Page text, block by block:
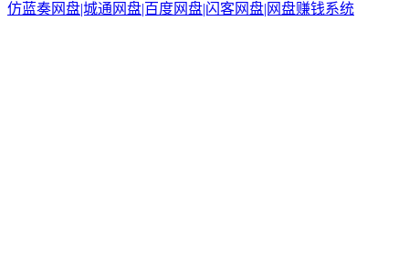
仿蓝奏网盘|城通网盘|百度网盘|闪客网盘|网盘赚钱系统